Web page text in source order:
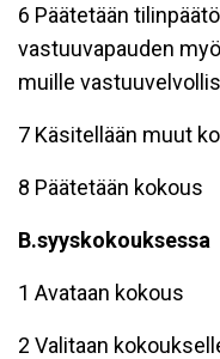
6 Päätetään
vastuuvapauden
muille
7 Käsitellään muut
8 Päätetään kokous
B.syyskokouksessa
1 Avataan kokous
2 Valitaan